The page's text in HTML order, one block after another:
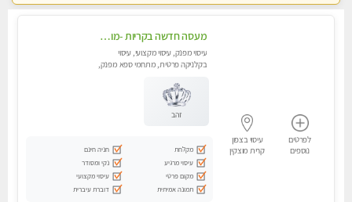
לפרטים
נוספים
עיסוי בצפון
קרית מוצקין
מעסה חדשה בקריות -מומלץ לחלוטין!! כל סוגי העיסויים מעסה מקצועית ואיכותית פרטי!! highly recommended..new in the city
עיסוי מפנק, עיסוי מקצועי, עיסוי
בקלניקה פרטית, מתחמי ספא מפנק,
זהב
מקלחת
חניה חינם
עיסוי מרגיע
נקי ומסודר
מקום פרטי
עיסוי מקצועי
תמונה אמיתית
דוברת עיברית